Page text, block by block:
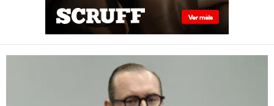
STF: Ministro Cristiano Zanin
vota para derrubar lei que
proíbe atletas transgênero em
competições de Londrina